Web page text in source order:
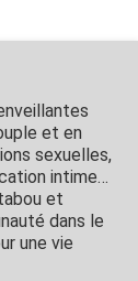
et en
sexuelles,
intime…
et
dans le
une vie